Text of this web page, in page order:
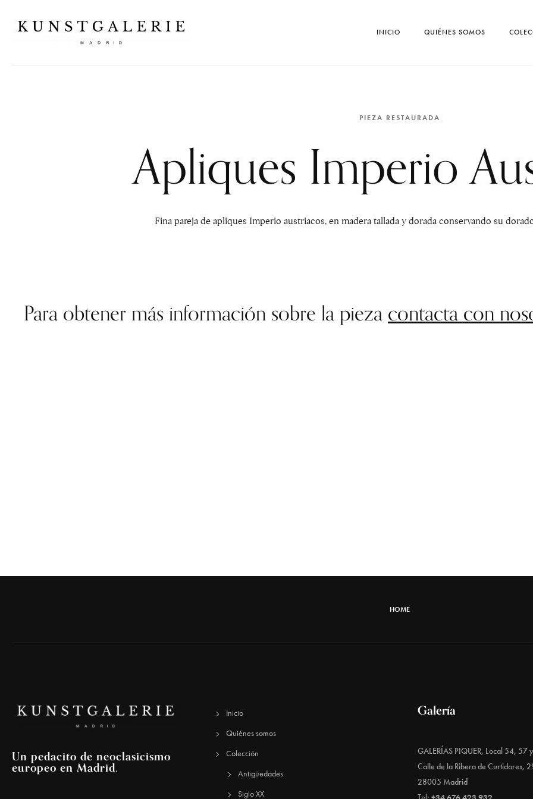
INICIO QUIÉNES SOMOS
PIEZA RESTAURADA
Apliques Imperio
Fina pareja de apliques Imperio austriacos, en madera tallada y dorada conservando su
Para obtener más información sobre la piezacontacta con
HOME
Un pedacito de neoclasicismo
europeo en Madrid.
Inicio
Quiénes somos
Colección
Antigüedades
Siglo XX
Galería
GALERÍAS PIQUER, Local 54, 57
Calle de la Ribera de Curtidores,
28005 Madrid